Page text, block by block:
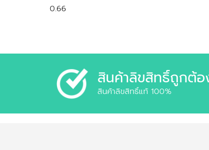
สินค้าลิขสิทธิ์ถูกต้อ
สินค้าลิขสิทธิ์แท้ 100%